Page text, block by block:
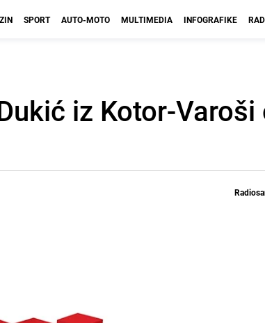
SPORT AUTO-MOTO MULTIMEDIA INFOGRAFIKE
iz Kotor-